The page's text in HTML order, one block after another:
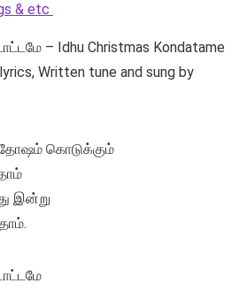
& etc
– Idhu Christmas Kondatame
Written tune and sung by
கொடுக்கும்
இன்று